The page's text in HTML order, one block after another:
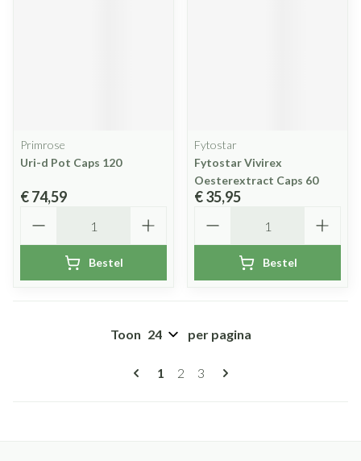
Primrose
Uri-d Pot Caps 120
€ 74,59
Bestel
Fytostar
Fytostar Vivirex
Oesterextract Caps 60
€ 35,95
Bestel
Pagina's
U lees momenteel pagina
1 Pagina
2 Pagina
3
Toon per pagina